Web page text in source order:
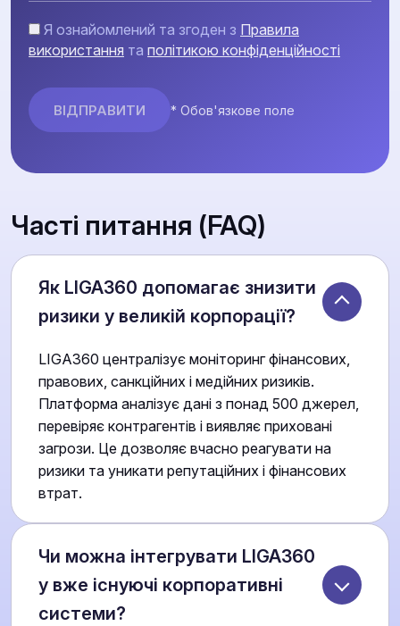
Я ознайомлений та згоден з Правила
використання та політикою конфіденційності
* Обов'язкове поле
Часті питання (FAQ)
Як LIGA360 допомагає знизити
ризики у великій корпорації?
LIGA360 централізує моніторинг фінансових,
правових, санкційних і медійних ризиків.
Платформа аналізує дані з понад 500 джерел,
перевіряє контрагентів і виявляє приховані
загрози. Це дозволяє вчасно реагувати на
ризики та уникати репутаційних і фінансових
втрат.
Чи можна інтегрувати LIGA360
у вже існуючі корпоративні
системи?